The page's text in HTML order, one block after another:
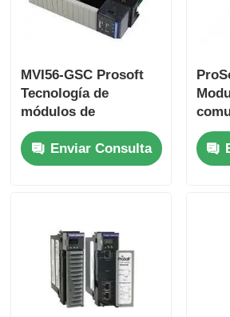
MVI56-GSC Prosoft
Tecnología de
módulos de
comunicación ASCII
genéricoEnviar Consulta